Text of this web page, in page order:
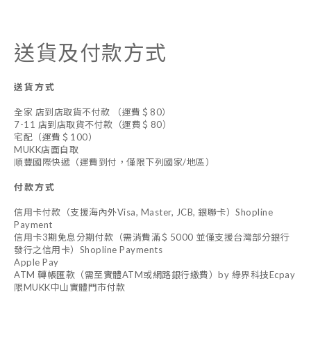
送貨及付款方式
送貨方式
全家 店到店取貨不付款 （運費＄80）
7-11 店到店取貨不付款（運費＄80）
宅配（運費＄100）
MUKK店面自取
順豐國際快遞（運費到付，僅限下列國家/地區）
付款方式
信用卡付款（支援海內外Visa, Master, JCB, 銀聯卡）Shopline
Payment
信用卡3期免息分期付款（需消費滿＄5000 並僅支援台灣部分銀行
發行之信用卡）Shopline Payments
Apple Pay
ATM 轉帳匯款（需至實體ATM或網路銀行繳費）by 綠界科技Ecpay
限MUKK中山實體門市付款